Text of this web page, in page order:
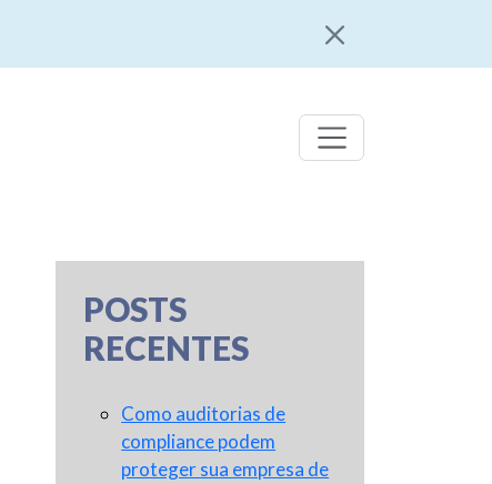
POSTS
RECENTES
Como auditorias de
compliance podem
proteger sua empresa de